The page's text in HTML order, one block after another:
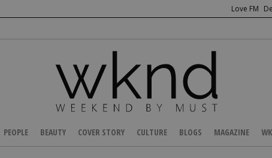
Love FM
PEOPLE BEAUTY COVER STORY CULTURE BLOGS MAGAZINE